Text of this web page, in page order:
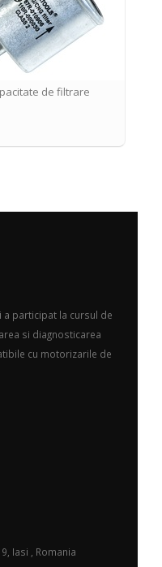
de filtrare
a participat la cursul de
si diagnosticarea
cu motorizarile de
Iasi , Romania